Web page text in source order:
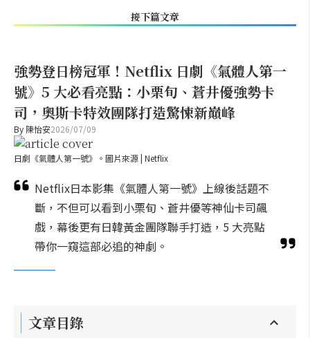
接下篇文章
強勢登日榜冠軍！Netflix 日劇《氣體人第一
號》5 大必看亮點：小栗旬、蒼井優強勢卡
司，奧斯卡特效團隊打造驚悚新巔峰
By 陳怡安2026/07/09
日劇《氣體人第一號》。圖片來源 | Netflix
Netflix日本影集《氣體人第一號》上線後話題不
斷，不但可以看到小栗旬、蒼井優等神仙卡司飆
戲，幕後更有日韓黃金團隊聯手打造，5 大亮點
帶你一窺這部必追的神劇。
文章目錄